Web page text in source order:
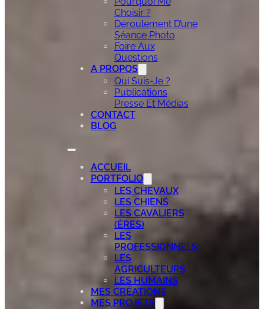
Choisir ?
Déroulement D’une
Séance Photo
Foire Aux
Questions
A PROPOS
Qui Suis-Je ?
Publications
Presse Et Médias
CONTACT
BLOG
ACCUEIL
PORTFOLIO
LES CHEVAUX
LES CHIENS
LES CAVALIERS
(ÈRES)
LES
PROFESSIONNELS
LES
AGRICULTEURS
LES HUMAINS
MES CRÉATIONS
MES PROJETS